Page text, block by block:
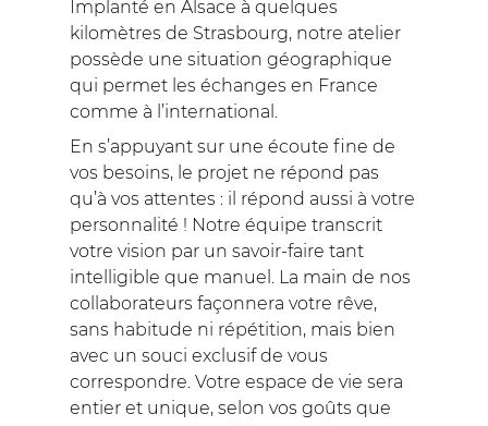
Implanté en Alsace à quelques
kilomètres de Strasbourg, notre atelier
possède une situation géographique
qui permet les échanges en France
comme à l’international.
En s’appuyant sur une écoute fine de
vos besoins, le projet ne répond pas
qu’à vos attentes : il répond aussi à votre
personnalité ! Notre équipe transcrit
votre vision par un savoir-faire tant
intelligible que manuel. La main de nos
collaborateurs façonnera votre rêve,
sans habitude ni répétition, mais bien
avec un souci exclusif de vous
correspondre. Votre espace de vie sera
entier et unique, selon vos goûts que